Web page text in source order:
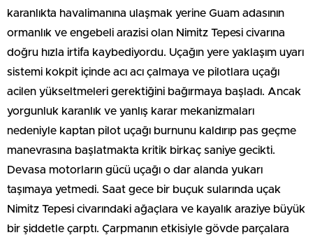
karanlıkta havalimanına ulaşmak yerine Guam adasının
ormanlık ve engebeli arazisi olan Nimitz Tepesi civarına
doğru hızla irtifa kaybediyordu. Uçağın yere yaklaşım uyarı
sistemi kokpit içinde acı acı çalmaya ve pilotlara uçağı
acilen yükseltmeleri gerektiğini bağırmaya başladı. Ancak
yorgunluk karanlık ve yanlış karar mekanizmaları
nedeniyle kaptan pilot uçağı burnunu kaldırıp pas geçme
manevrasına başlatmakta kritik birkaç saniye gecikti.
Devasa motorların gücü uçağı o dar alanda yukarı
taşımaya yetmedi. Saat gece bir buçuk sularında uçak
Nimitz Tepesi civarındaki ağaçlara ve kayalık araziye büyük
bir şiddetle çarptı. Çarpmanın etkisiyle gövde parçalara